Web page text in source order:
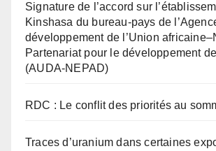
Signature de l’accord sur
Kinshasa du bureau-pays de
développement de l’Union
Partenariat pour le développement
(AUDA-NEPAD)
RDC : Le conflit des priorités au
Traces d’uranium dans certaines